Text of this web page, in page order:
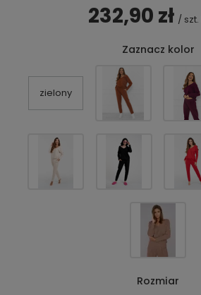
232,90 zł / szt.
Zaznacz kolor
zielony
Rozmiar